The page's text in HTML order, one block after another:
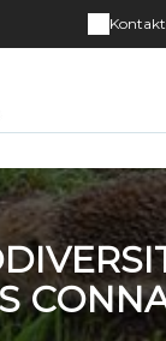
Kontakt